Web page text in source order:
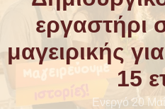
εργαστήρι
μαγειρικής
15
Ενεργό 20